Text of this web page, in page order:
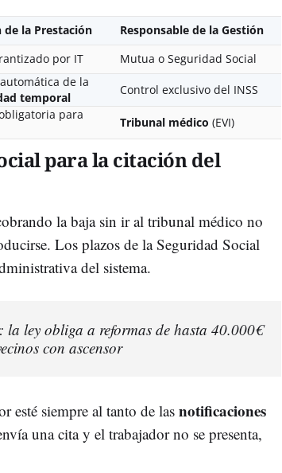
de la Prestación
Responsable de la Gestión
por IT Mutua o Seguridad Social
de la
temporal
Control exclusivo del INSS
para
Tribunal médico (EVI)
para la citación del
la baja sin ir al tribunal médico no
Los plazos de la Seguridad Social
del sistema.
la ley obliga a reformas de hasta 40.000€
con ascensor
esté siempre al tanto de las notificaciones
una cita y el trabajador no se presenta,